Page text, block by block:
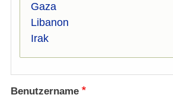
Gaza
Libanon
Irak
Benutzername